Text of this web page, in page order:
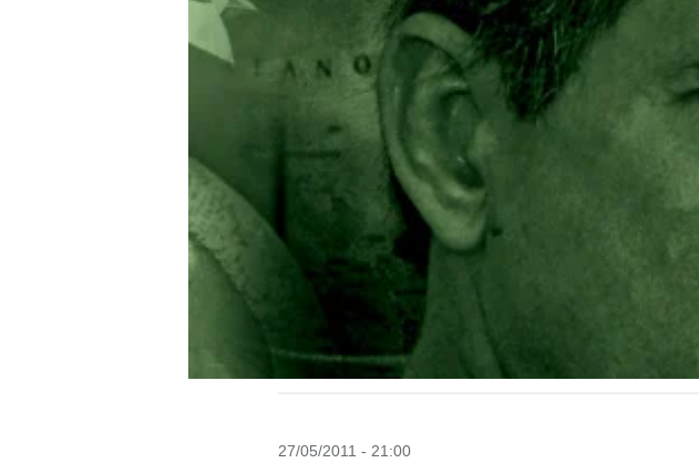
27/05/2011 - 21:00